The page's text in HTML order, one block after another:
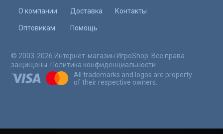
О компании
Оптовикам
Доставка
Помощь
Контакты
© 2003-2026 Интернет-магазин ИгроShop. Все права
защищены. Политика конфиденциальности
All trademarks and logos are property
of their respective owners.